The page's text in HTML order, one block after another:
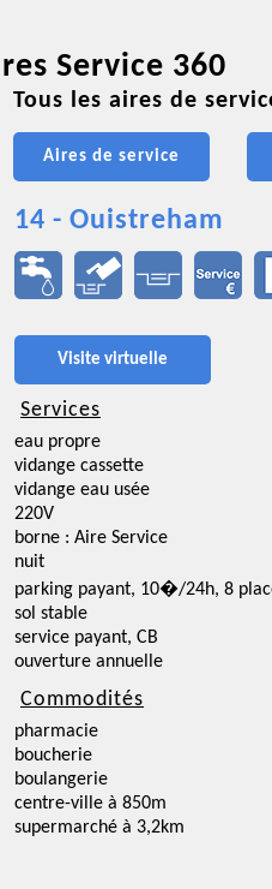
Service 360
Tous les aires de
Aires de service
14 - Ouistreham
Visite virtuelle
Services
eau propre
vidange cassette
vidange eau usée
220V
borne : Aire Service
nuit
parking payant, 10�/24h, 8
sol stable
service payant, CB
ouverture annuelle
Commodités
pharmacie
boucherie
boulangerie
centre-ville à 850m
supermarché à 3,2km